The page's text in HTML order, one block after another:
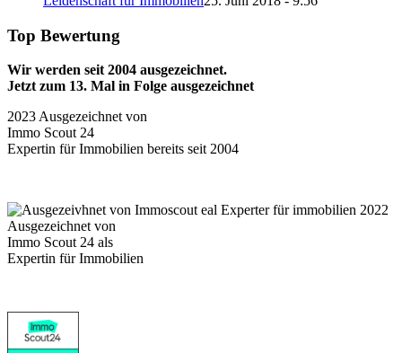
Top Bewertung
Wir werden seit 2004 ausgezeichnet.
Jetzt zum 13. Mal in Folge ausgezeichnet
2023 Ausgezeichnet von
Immo Scout 24
Expertin für Immobilien bereits seit 2004
2022
Ausgezeichnet von
Immo Scout 24 als
Expertin für Immobilien